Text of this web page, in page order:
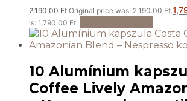
2,190.00Ft Original price was: 2,190.00 Ft.
is: 1,790.00 Ft.
10 Alumínium
Coffee Lively